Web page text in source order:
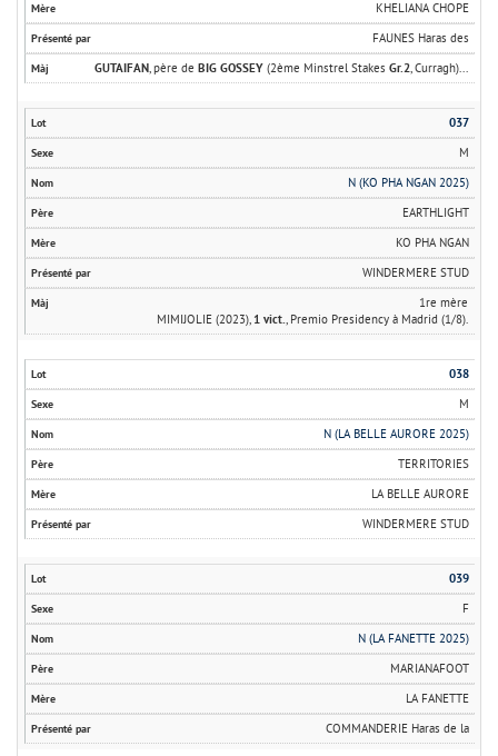
KHELIANA CHOPE
FAUNES Haras des
GUTAIFAN , père deBIG GOSSEY (2ème Minstrel StakesGr.2 , Curragh)...
037
M
N (KO PHA NGAN 2025)
EARTHLIGHT
KO PHA NGAN
WINDERMERE STUD
1re mère
MIMIJOLIE (2023), 1 vict. , Premio Presidency à Madrid (1/8).
038
M
N (LA BELLE AURORE 2025)
TERRITORIES
LA BELLE AURORE
WINDERMERE STUD
039
F
N (LA FANETTE 2025)
MARIANAFOOT
LA FANETTE
COMMANDERIE Haras de la